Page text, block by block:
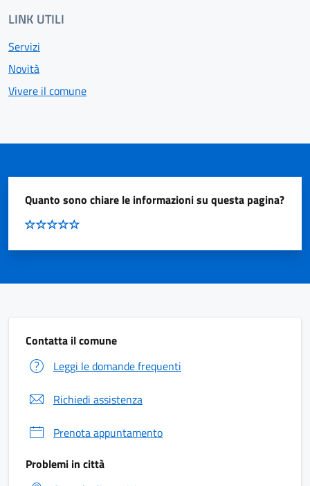
LINK UTILI
Servizi
Novità
Vivere il comune
Quanto sono chiare le informazioni su questa pagina?
Contatta il comune
Leggi le domande frequenti
Richiedi assistenza
Prenota appuntamento
Problemi in città